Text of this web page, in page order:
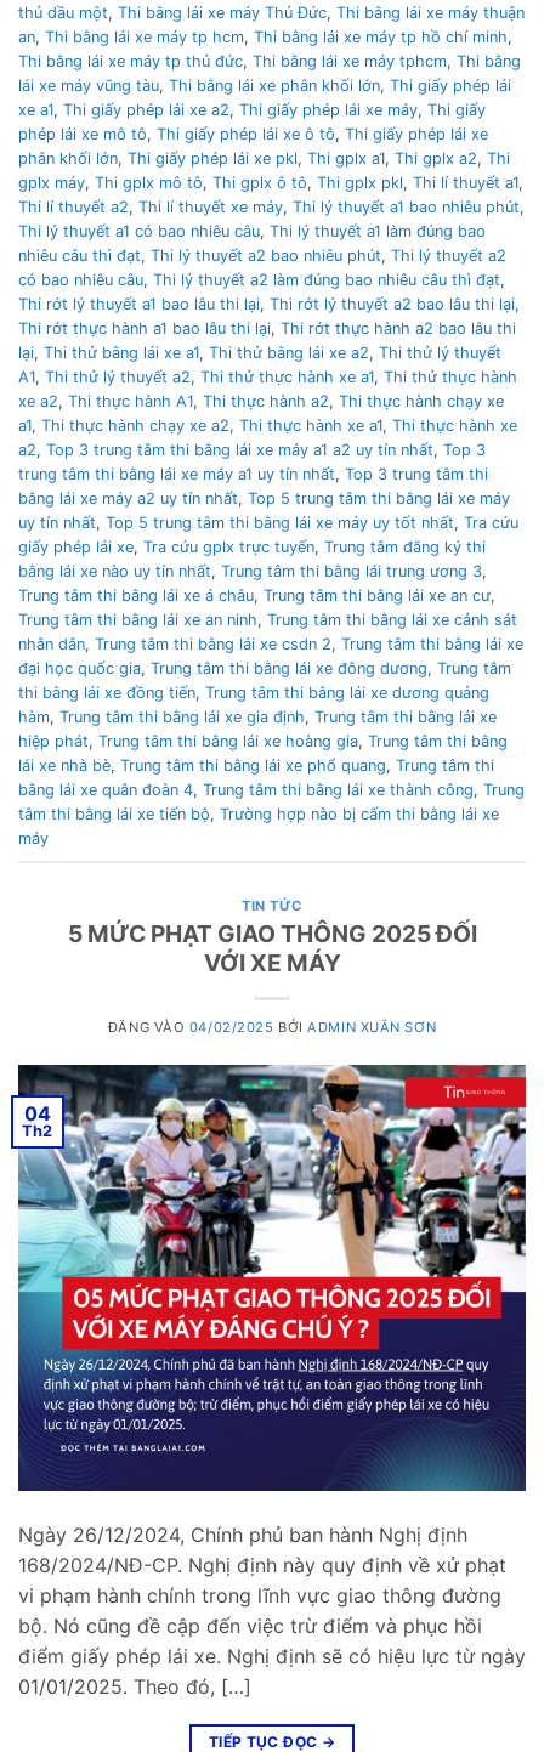
thủ dầu một, Thi bằng lái xe máy Thủ Đức, Thi bằng lái xe máy thuận
an, Thi bằng lái xe máy tp hcm, Thi bằng lái xe máy tp hồ chí minh,
Thi bằng lái xe máy tp thủ đức, Thi bằng lái xe máy tphcm, Thi bằng
lái xe máy vũng tàu, Thi bằng lái xe phân khối lớn, Thi giấy phép lái
xe a1, Thi giấy phép lái xe a2, Thi giấy phép lái xe máy, Thi giấy
phép lái xe mô tô, Thi giấy phép lái xe ô tô, Thi giấy phép lái xe
phân khối lớn, Thi giấy phép lái xe pkl, Thi gplx a1, Thi gplx a2, Thi
gplx máy, Thi gplx mô tô, Thi gplx ô tô, Thi gplx pkl, Thi lí thuyết a1,
Thi lí thuyết a2, Thi lí thuyết xe máy, Thi lý thuyết a1 bao nhiêu phút,
Thi lý thuyết a1 có bao nhiêu câu, Thi lý thuyết a1 làm đúng bao
nhiêu câu thì đạt, Thi lý thuyết a2 bao nhiêu phút, Thi lý thuyết a2
có bao nhiêu câu, Thi lý thuyết a2 làm đúng bao nhiêu câu thì đạt,
Thi rớt lý thuyết a1 bao lâu thi lại, Thi rớt lý thuyết a2 bao lâu thi lại,
Thi rớt thực hành a1 bao lâu thi lại, Thi rớt thực hành a2 bao lâu thi
lại, Thi thử bằng lái xe a1, Thi thử bằng lái xe a2, Thi thử lý thuyết
A1, Thi thử lý thuyết a2, Thi thử thực hành xe a1, Thi thử thực hành
xe a2, Thi thực hành A1, Thi thực hành a2, Thi thực hành chạy xe
a1, Thi thực hành chạy xe a2, Thi thực hành xe a1, Thi thực hành xe
a2, Top 3 trung tâm thi bằng lái xe máy a1 a2 uy tín nhất, Top 3
trung tâm thi bằng lái xe máy a1 uy tín nhất, Top 3 trung tâm thi
bằng lái xe máy a2 uy tín nhất, Top 5 trung tâm thi bằng lái xe máy
uy tín nhất, Top 5 trung tâm thi bằng lái xe máy uy tốt nhất, Tra cứu
giấy phép lái xe, Tra cứu gplx trực tuyến, Trung tâm đăng ký thi
bằng lái xe nào uy tín nhất, Trung tâm thi bằng lái trung ương 3,
Trung tâm thi bằng lái xe á châu, Trung tâm thi bằng lái xe an cư,
Trung tâm thi bằng lái xe an ninh, Trung tâm thi bằng lái xe cảnh sát
nhân dân, Trung tâm thi bằng lái xe csdn 2, Trung tâm thi bằng lái xe
đại học quốc gia, Trung tâm thi bằng lái xe đông dương, Trung tâm
thi bằng lái xe đồng tiến, Trung tâm thi bằng lái xe dương quảng
hàm, Trung tâm thi bằng lái xe gia định, Trung tâm thi bằng lái xe
hiệp phát, Trung tâm thi bằng lái xe hoàng gia, Trung tâm thi bằng
lái xe nhà bè, Trung tâm thi bằng lái xe phổ quang, Trung tâm thi
bằng lái xe quân đoàn 4, Trung tâm thi bằng lái xe thành công, Trung
tâm thi bằng lái xe tiến bộ, Trường hợp nào bị cấm thi bằng lái xe
máy
TIN TỨC
5 MỨC PHẠT GIAO THÔNG 2025 ĐỐI
VỚI XE MÁY
ĐĂNG VÀO 04/02/2025 BỞIADMIN XUÂN SƠN
04
Th2
Ngày 26/12/2024, Chính phủ ban hành Nghị định
168/2024/NĐ-CP. Nghị định này quy định về xử phạt
vi phạm hành chính trong lĩnh vực giao thông đường
bộ. Nó cũng đề cập đến việc trừ điểm và phục hồi
điểm giấy phép lái xe. Nghị định sẽ có hiệu lực từ ngày
01/01/2025. Theo đó, […]
TIẾP TỤC ĐỌC →